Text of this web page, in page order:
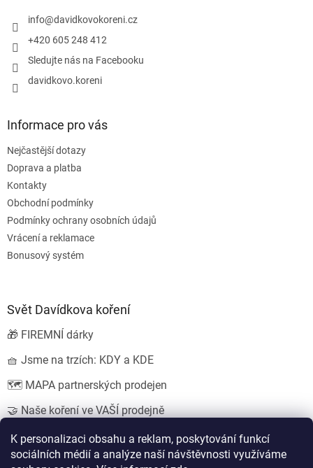
K personalizaci obsahu a reklam, poskytování funkcí
sociálních médií a analýze naší návštěvnosti využíváme
info@davidkovokoreni.cz
+420 605 248 412
Sledujte nás na Facebooku
davidkovo.koreni
Informace pro vás
Nejčastější dotazy
Doprava a platba
Kontakty
Obchodní podmínky
Podmínky ochrany osobních údajů
Vrácení a reklamace
Bonusový systém
Svět Davídkova koření
🎁 FIREMNÍ dárky
🧺 Jsme na trzích: KDY a KDE
🗺️ MAPA partnerských prodejen
🤝 Naše koření ve VAŠÍ prodejně
💍 SVATEBNÍ dárky